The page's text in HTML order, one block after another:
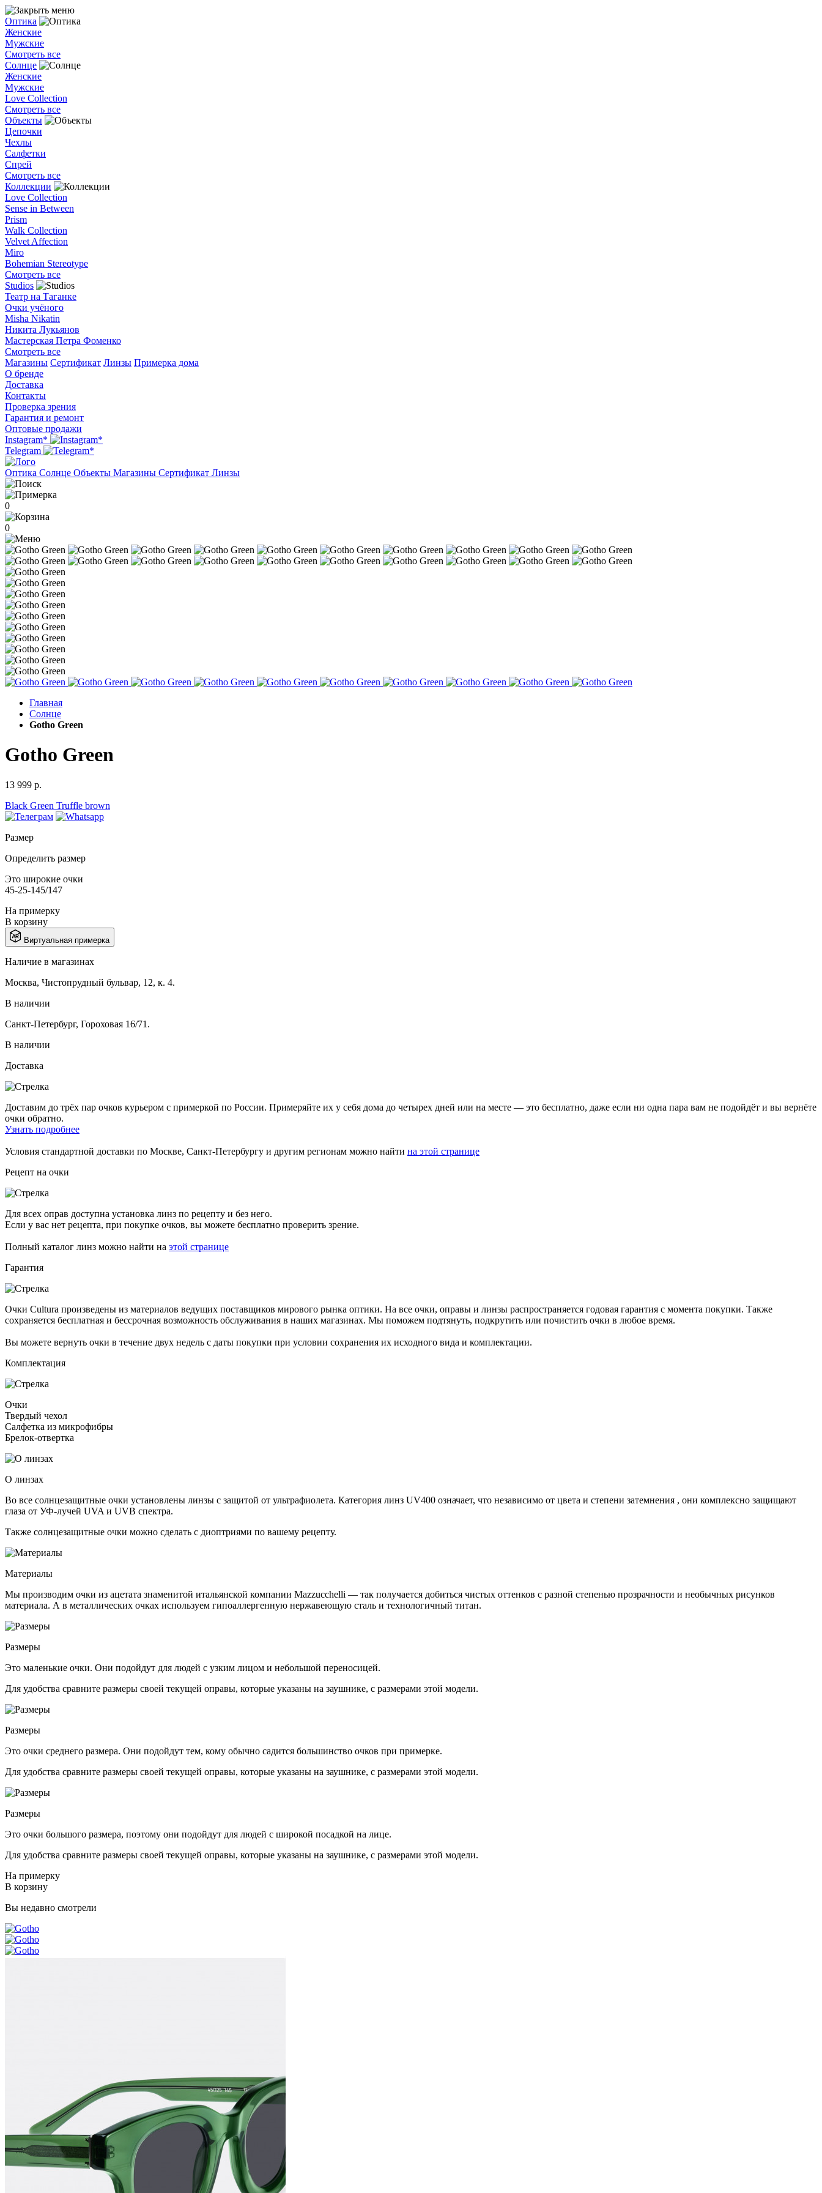
Оптика
Женские
Мужские
Смотреть все
Солнце
Женские
Мужские
Love Collection
Смотреть все
Объекты
Цепочки
Чехлы
Салфетки
Спрей
Смотреть все
Коллекции
Love Collection
Sense in Between
Prism
Walk Collection
Velvet Affection
Miro
Bohemian Stereotype
Смотреть все
Studios
Театр на Таганке
Очки учёного
Misha Nikatin
Никита Лукьянов
Мастерская Петра Фоменко
Смотреть все
Магазины Сертификат Линзы Примерка дома
О бренде
Доставка
Контакты
Проверка зрения
Гарантия и ремонт
Оптовые продажи
Instagram*
Telegram
Оптика Солнце Объекты Магазины Сертификат Линзы
0
0
Главная
Солнце
Gotho Green
Gotho Green
13 999 р.
Black Green Truffle brown
Размер
Определить размер
Это широкие очки
45-25-145/147
На примерку
В корзину
Виртуальная примерка
Наличие в магазинах
Москва, Чистопрудный бульвар, 12, к. 4.
В наличии
Санкт-Петербург, Гороховая 16/71.
В наличии
Доставка
Доставим до трёх пар очков курьером с примеркой по России. Примеряйте их у себя дома до четырех дней или на месте — это бесплатно, даже если ни одна пара вам не подойдёт и вы вернёте
очки обратно.
Узнать подробнее
Условия стандартной доставки по Москве, Санкт-Петербургу и другим регионам можно найти на этой странице
Рецепт на очки
Для всех оправ доступна установка линз по рецепту и без него.
Если у вас нет рецепта, при покупке очков, вы можете бесплатно проверить зрение.
Полный каталог линз можно найти на этой странице
Гарантия
Очки Cultura произведены из материалов ведущих поставщиков мирового рынка оптики. На все очки, оправы и линзы распространяется годовая гарантия с момента покупки. Также
сохраняется бесплатная и бессрочная возможность обслуживания в наших магазинах. Мы поможем подтянуть, подкрутить или почистить очки в любое время.
Вы можете вернуть очки в течение двух недель с даты покупки при условии сохранения их исходного вида и комплектации.
Комплектация
Очки
Твердый чехол
Салфетка из микрофибры
Брелок-отвертка
О линзах
Во все солнцезащитные очки установлены линзы c защитой от ультрафиолета. Категория линз UV400 означает, что независимо от цвета и степени затемнения , они комплексно защищают
глаза от УФ-лучей UVA и UVB спектра.
Также солнцезащитные очки можно сделать с диоптриями по вашему рецепту.
Материалы
Мы производим очки из ацетата знаменитой итальянской компании Mazzucchelli — так получается добиться чистых оттенков с разной степенью прозрачности и необычных рисунков
материала. А в металлических очках используем гипоаллергенную нержавеющую сталь и технологичный титан.
Размеры
Это маленькие очки. Они подойдут для людей с узким лицом и небольшой переносицей.
Для удобства сравните размеры своей текущей оправы, которые указаны на заушнике, с размерами этой модели.
Размеры
Это очки среднего размера. Они подойдут тем, кому обычно садится большинство очков при примерке.
Для удобства сравните размеры своей текущей оправы, которые указаны на заушнике, с размерами этой модели.
Размеры
Это очки большого размера, поэтому они подойдут для людей с широкой посадкой на лице.
Для удобства сравните размеры своей текущей оправы, которые указаны на заушнике, с размерами этой модели.
На примерку
В корзину
Вы недавно смотрели